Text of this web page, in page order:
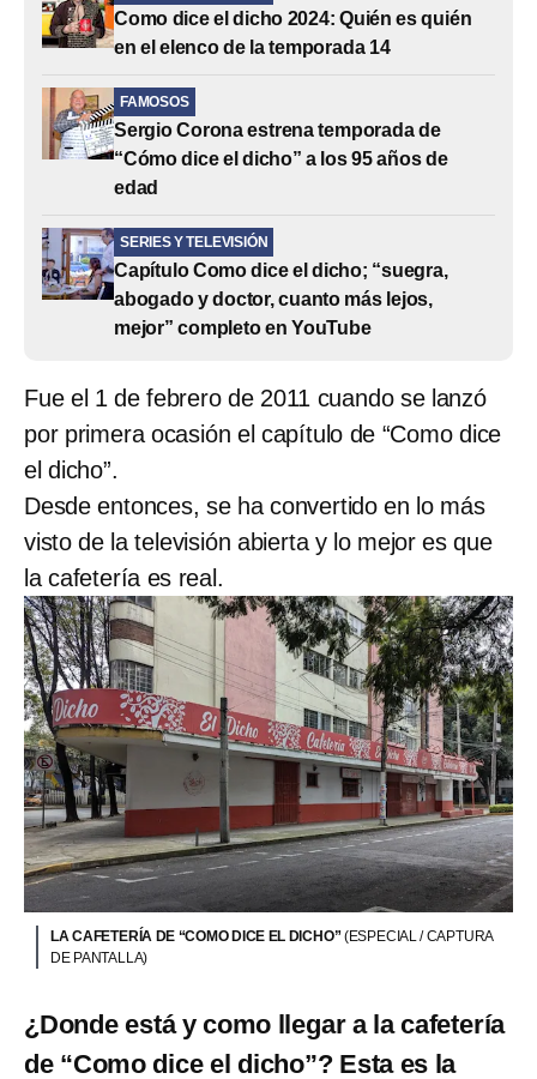
Como dice el dicho 2024: Quién es quién
en el elenco de la temporada 14
FAMOSOS
Sergio Corona estrena temporada de
“Cómo dice el dicho” a los 95 años de
edad
SERIES Y TELEVISIÓN
Capítulo Como dice el dicho; “suegra,
abogado y doctor, cuanto más lejos,
mejor” completo en YouTube
Fue el 1 de febrero de 2011 cuando se lanzó
por primera ocasión el capítulo de “Como dice
el dicho”.
Desde entonces, se ha convertido en lo más
visto de la televisión abierta y lo mejor es que
la cafetería es real.
LA CAFETERÍA DE “COMO DICE EL DICHO”(ESPECIAL / CAPTURA
DE PANTALLA)
¿Donde está y como llegar a la cafetería
de “Como dice el dicho”? Esta es la